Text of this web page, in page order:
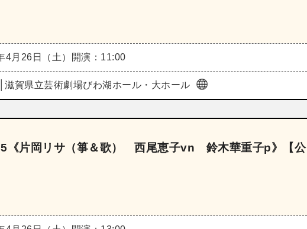
4月26日（土） 開演：11:00
滋賀県立芸術劇場びわ湖ホール・大ホール
《片岡リサ（箏＆歌） 西尾恵子vn 鈴木華重子p》【公